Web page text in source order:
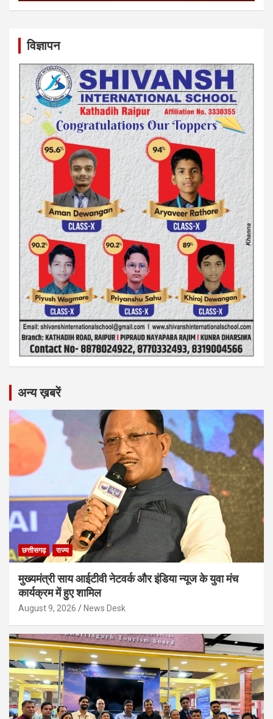
विज्ञापन
अन्य ख़बरें
छत्तीसगढ़ राज्य
मुख्यमंत्री साय आईटीवी नेटवर्क और इंडिया न्यूज के युवा मंच
कार्यक्रम में हुए शामिल
August 9, 2026 News Desk